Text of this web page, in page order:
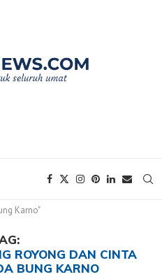
Karno"
ROYONG DAN CINTA
BUNG KARNO